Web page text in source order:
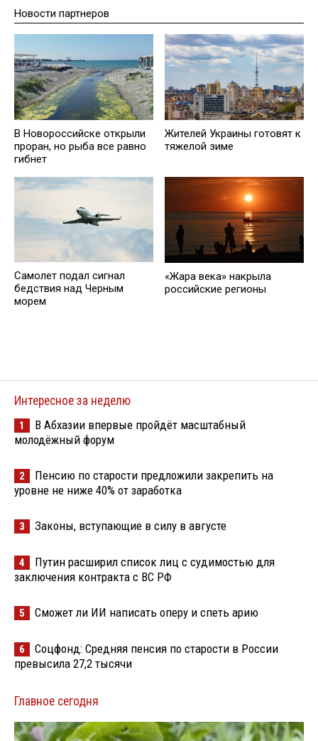
Новости партнеров
В Новороссийске открыли
проран, но рыба все равно
гибнет
Жителей Украины готовят к
тяжелой зиме
Самолет подал сигнал
бедствия над Черным
морем
«Жара века» накрыла
российские регионы
Интересное за неделю
1
В Абхазии впервые пройдёт масштабный
молодёжный форум
2
Пенсию по старости предложили закрепить на
уровне не ниже 40% от заработка
3 Законы, вступающие в силу в августе
4
Путин расширил список лиц с судимостью для
заключения контракта с ВС РФ
5 Сможет ли ИИ написать оперу и спеть арию
6
Соцфонд: Средняя пенсия по старости в России
превысила 27,2 тысячи
Главное сегодня